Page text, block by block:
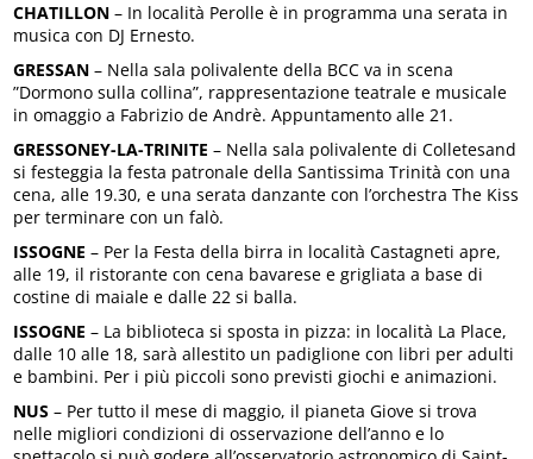
CHATILLON – In località Perolle è in programma una serata in
musica con DJ Ernesto.
GRESSAN – Nella sala polivalente della BCC va in scena
”Dormono sulla collina”, rappresentazione teatrale e musicale
in omaggio a Fabrizio de Andrè. Appuntamento alle 21.
GRESSONEY-LA-TRINITE – Nella sala polivalente di Colletesand
si festeggia la festa patronale della Santissima Trinità con una
cena, alle 19.30, e una serata danzante con l’orchestra The Kiss
per terminare con un falò.
ISSOGNE – Per la Festa della birra in località Castagneti apre,
alle 19, il ristorante con cena bavarese e grigliata a base di
costine di maiale e dalle 22 si balla.
ISSOGNE – La biblioteca si sposta in pizza: in località La Place,
dalle 10 alle 18, sarà allestito un padiglione con libri per adulti
e bambini. Per i più piccoli sono previsti giochi e animazioni.
NUS – Per tutto il mese di maggio, il pianeta Giove si trova
nelle migliori condizioni di osservazione dell’anno e lo